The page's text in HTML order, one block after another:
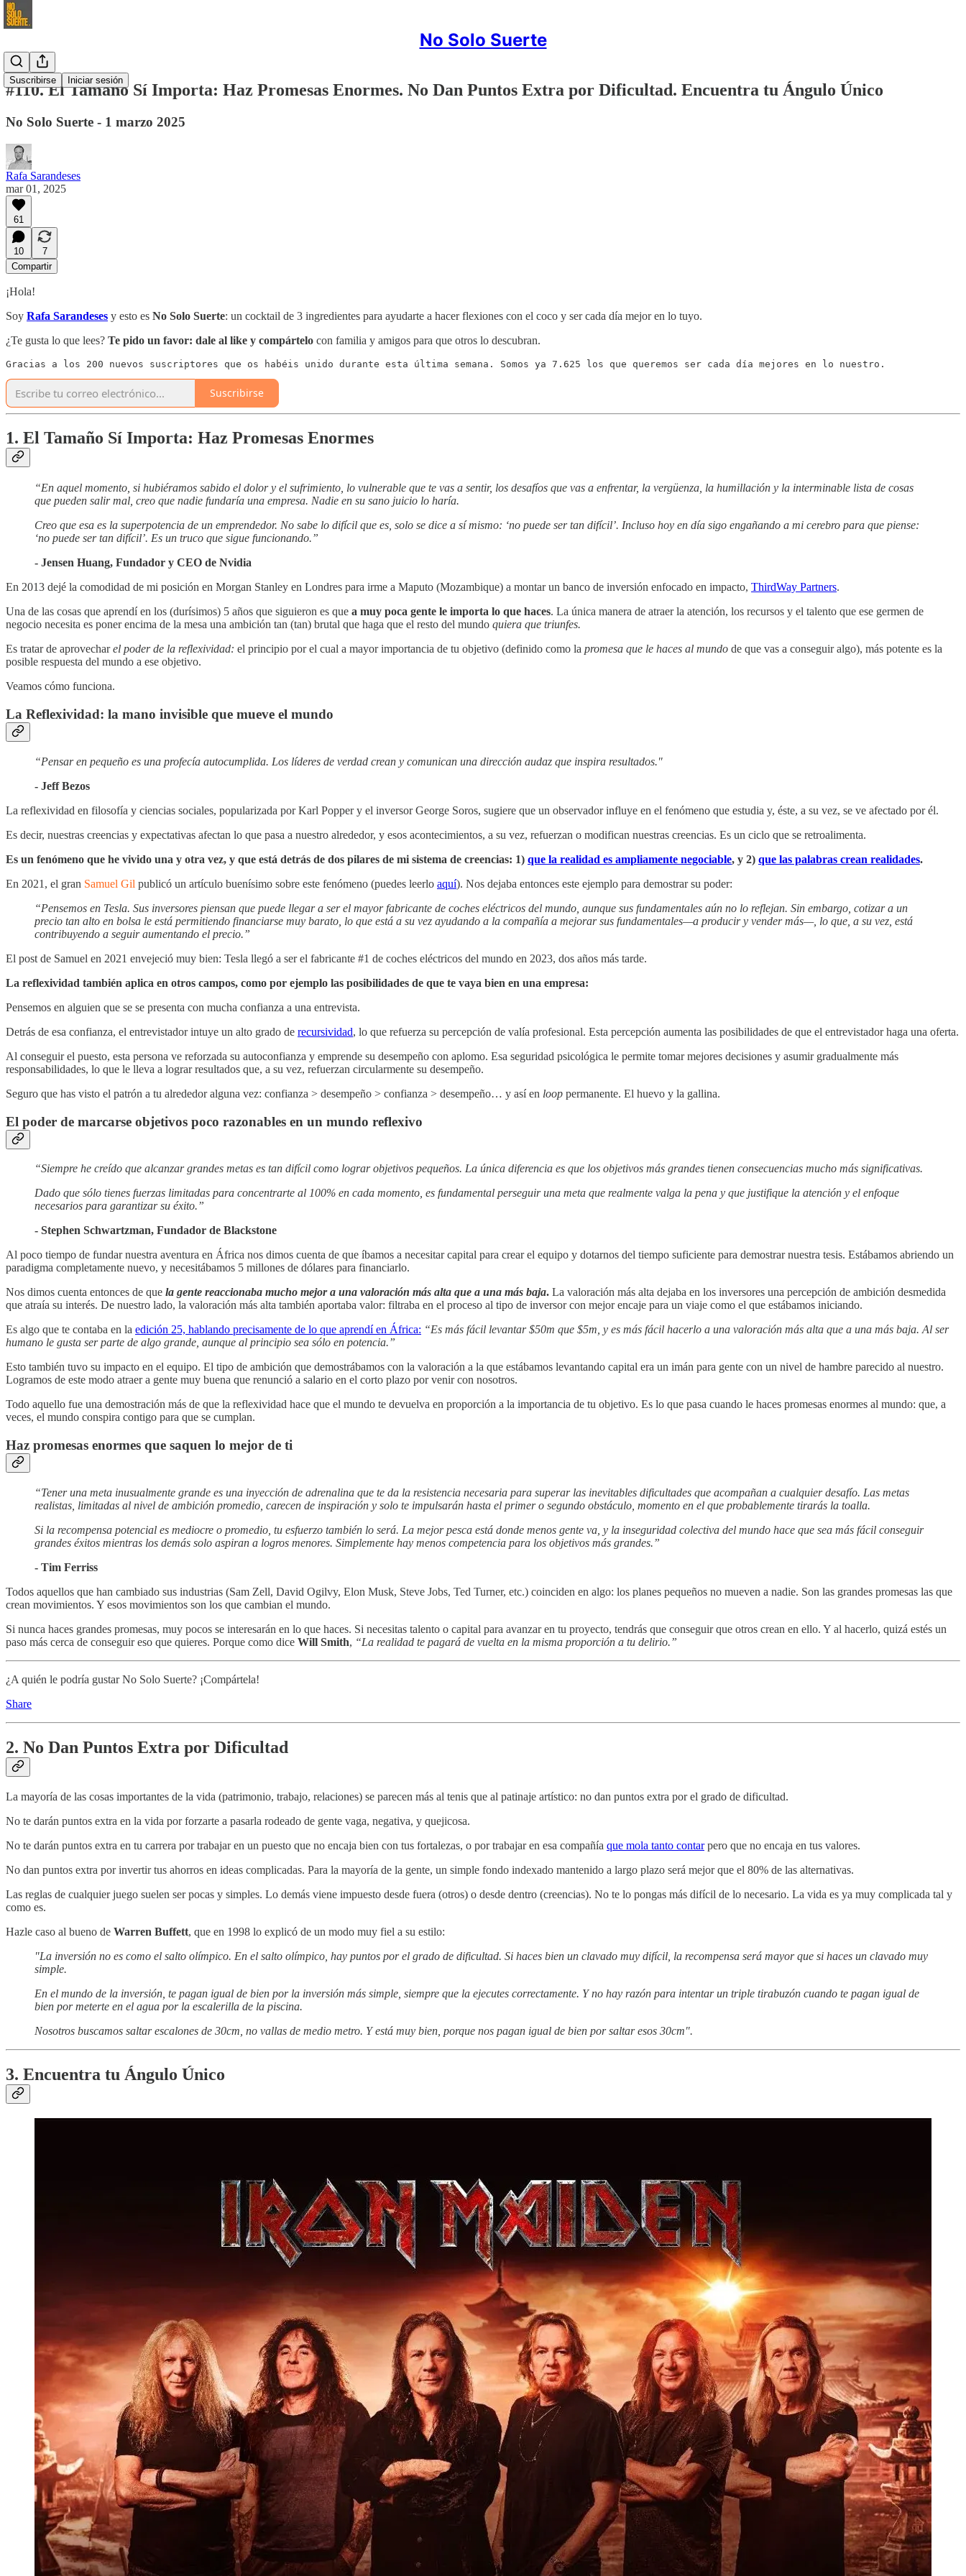
No Solo Suerte
Suscribirse Iniciar sesión
#110. El Tamaño Sí Importa: Haz Promesas Enormes. No Dan Puntos Extra por Dificultad. Encuentra tu Ángulo Único
No Solo Suerte - 1 marzo 2025
Rafa Sarandeses
mar 01, 2025
61
10
7
Compartir
¡Hola!
Soy Rafa Sarandeses y esto es No Solo Suerte: un cocktail de 3 ingredientes para ayudarte a hacer flexiones con el coco y ser cada día mejor en lo tuyo.
¿Te gusta lo que lees? Te pido un favor: dale al like y compártelo con familia y amigos para que otros lo descubran.
Gracias a los 200 nuevos suscriptores que os habéis unido durante esta última semana. Somos ya 7.625 los que queremos ser cada día mejores en lo nuestro.
Suscribirse
1. El Tamaño Sí Importa: Haz Promesas Enormes
“En aquel momento, si hubiéramos sabido el dolor y el sufrimiento, lo vulnerable que te vas a sentir, los desafíos que vas a enfrentar, la vergüenza, la humillación y la interminable lista de cosas
que pueden salir mal, creo que nadie fundaría una empresa. Nadie en su sano juicio lo haría.
Creo que esa es la superpotencia de un emprendedor. No sabe lo difícil que es, solo se dice a sí mismo: ‘no puede ser tan difícil’. Incluso hoy en día sigo engañando a mi cerebro para que piense:
‘no puede ser tan difícil’. Es un truco que sigue funcionando.”
- Jensen Huang, Fundador y CEO de Nvidia
En 2013 dejé la comodidad de mi posición en Morgan Stanley en Londres para irme a Maputo (Mozambique) a montar un banco de inversión enfocado en impacto, ThirdWay Partners.
Una de las cosas que aprendí en los (durísimos) 5 años que siguieron es que a muy poca gente le importa lo que haces. La única manera de atraer la atención, los recursos y el talento que ese germen de
negocio necesita es poner encima de la mesa una ambición tan (tan) brutal que haga que el resto del mundo quiera que triunfes.
Es tratar de aprovecharel poder de la reflexividad: el principio por el cual a mayor importancia de tu objetivo (definido como la promesa que le haces al mundo de que vas a conseguir algo), más potente es la
posible respuesta del mundo a ese objetivo.
Veamos cómo funciona.
La Reflexividad: la mano invisible que mueve el mundo
“Pensar en pequeño es una profecía autocumplida. Los líderes de verdad crean y comunican una dirección audaz que inspira resultados."
- Jeff Bezos
La reflexividad en filosofía y ciencias sociales, popularizada por Karl Popper y el inversor George Soros, sugiere que un observador influye en el fenómeno que estudia y, éste, a su vez, se ve afectado por él.
Es decir, nuestras creencias y expectativas afectan lo que pasa a nuestro alrededor, y esos acontecimientos, a su vez, refuerzan o modifican nuestras creencias. Es un ciclo que se retroalimenta.
Es un fenómeno que he vivido una y otra vez, y que está detrás de dos pilares de mi sistema de creencias: 1) que la realidad es ampliamente negociable, y 2) que las palabras crean realidades.
En 2021, el gran Samuel Gil publicó un artículo buenísimo sobre este fenómeno (puedes leerlo aquí). Nos dejaba entonces este ejemplo para demostrar su poder:
“Pensemos en Tesla. Sus inversores piensan que puede llegar a ser el mayor fabricante de coches eléctricos del mundo, aunque sus fundamentales aún no lo reflejan. Sin embargo, cotizar a un
precio tan alto en bolsa le está permitiendo financiarse muy barato, lo que está a su vez ayudando a la compañía a mejorar sus fundamentales—a producir y vender más—, lo que, a su vez, está
contribuyendo a seguir aumentando el precio.”
El post de Samuel en 2021 envejeció muy bien: Tesla llegó a ser el fabricante #1 de coches eléctricos del mundo en 2023, dos años más tarde.
La reflexividad también aplica en otros campos, como por ejemplo las posibilidades de que te vaya bien en una empresa:
Pensemos en alguien que se se presenta con mucha confianza a una entrevista.
Detrás de esa confianza, el entrevistador intuye un alto grado de recursividad, lo que refuerza su percepción de valía profesional. Esta percepción aumenta las posibilidades de que el entrevistador haga una oferta.
Al conseguir el puesto, esta persona ve reforzada su autoconfianza y emprende su desempeño con aplomo. Esa seguridad psicológica le permite tomar mejores decisiones y asumir gradualmente más
responsabilidades, lo que le lleva a lograr resultados que, a su vez, refuerzan circularmente su desempeño.
Seguro que has visto el patrón a tu alrededor alguna vez: confianza > desempeño > confianza > desempeño… y así en loop permanente. El huevo y la gallina.
El poder de marcarse objetivos poco razonables en un mundo reflexivo
“Siempre he creído que alcanzar grandes metas es tan difícil como lograr objetivos pequeños. La única diferencia es que los objetivos más grandes tienen consecuencias mucho más significativas.
Dado que sólo tienes fuerzas limitadas para concentrarte al 100% en cada momento, es fundamental perseguir una meta que realmente valga la pena y que justifique la atención y el enfoque
necesarios para garantizar su éxito.”
- Stephen Schwartzman, Fundador de Blackstone
Al poco tiempo de fundar nuestra aventura en África nos dimos cuenta de que íbamos a necesitar capital para crear el equipo y dotarnos del tiempo suficiente para demostrar nuestra tesis. Estábamos abriendo un
paradigma completamente nuevo, y necesitábamos 5 millones de dólares para financiarlo.
Nos dimos cuenta entonces de que la gente reaccionaba mucho mejor a una valoración más alta que a una más baja. La valoración más alta dejaba en los inversores una percepción de ambición desmedida
que atraía su interés. De nuestro lado, la valoración más alta también aportaba valor: filtraba en el proceso al tipo de inversor con mejor encaje para un viaje como el que estábamos iniciando.
Es algo que te contaba en la edición 25, hablando precisamente de lo que aprendí en África: “Es más fácil levantar $50m que $5m, y es más fácil hacerlo a una valoración más alta que a una más baja. Al ser
humano le gusta ser parte de algo grande, aunque al principio sea sólo en potencia.”
Esto también tuvo su impacto en el equipo. El tipo de ambición que demostrábamos con la valoración a la que estábamos levantando capital era un imán para gente con un nivel de hambre parecido al nuestro.
Logramos de este modo atraer a gente muy buena que renunció a salario en el corto plazo por venir con nosotros.
Todo aquello fue una demostración más de que la reflexividad hace que el mundo te devuelva en proporción a la importancia de tu objetivo. Es lo que pasa cuando le haces promesas enormes al mundo: que, a
veces, el mundo conspira contigo para que se cumplan.
Haz promesas enormes que saquen lo mejor de ti
“Tener una meta inusualmente grande es una inyección de adrenalina que te da la resistencia necesaria para superar las inevitables dificultades que acompañan a cualquier desafío. Las metas
realistas, limitadas al nivel de ambición promedio, carecen de inspiración y solo te impulsarán hasta el primer o segundo obstáculo, momento en el que probablemente tirarás la toalla.
Si la recompensa potencial es mediocre o promedio, tu esfuerzo también lo será. La mejor pesca está donde menos gente va, y la inseguridad colectiva del mundo hace que sea más fácil conseguir
grandes éxitos mientras los demás solo aspiran a logros menores. Simplemente hay menos competencia para los objetivos más grandes.”
- Tim Ferriss
Todos aquellos que han cambiado sus industrias (Sam Zell, David Ogilvy, Elon Musk, Steve Jobs, Ted Turner, etc.) coinciden en algo: los planes pequeños no mueven a nadie. Son las grandes promesas las que
crean movimientos. Y esos movimientos son los que cambian el mundo.
Si nunca haces grandes promesas, muy pocos se interesarán en lo que haces. Si necesitas talento o capital para avanzar en tu proyecto, tendrás que conseguir que otros crean en ello. Y al hacerlo, quizá estés un
paso más cerca de conseguir eso que quieres. Porque como dice Will Smith, “La realidad te pagará de vuelta en la misma proporción a tu delirio.”
¿A quién le podría gustar No Solo Suerte? ¡Compártela!
Share
2. No Dan Puntos Extra por Dificultad
La mayoría de las cosas importantes de la vida (patrimonio, trabajo, relaciones) se parecen más al tenis que al patinaje artístico: no dan puntos extra por el grado de dificultad.
No te darán puntos extra en la vida por forzarte a pasarla rodeado de gente vaga, negativa, y quejicosa.
No te darán puntos extra en tu carrera por trabajar en un puesto que no encaja bien con tus fortalezas, o por trabajar en esa compañía que mola tanto contarpero que no encaja en tus valores.
No dan puntos extra por invertir tus ahorros en ideas complicadas. Para la mayoría de la gente, un simple fondo indexado mantenido a largo plazo será mejor que el 80% de las alternativas.
Las reglas de cualquier juego suelen ser pocas y simples. Lo demás viene impuesto desde fuera (otros) o desde dentro (creencias). No te lo pongas más difícil de lo necesario. La vida es ya muy complicada tal y
como es.
Hazle caso al bueno de Warren Buffett, que en 1998 lo explicó de un modo muy fiel a su estilo:
"La inversión no es como el salto olímpico. En el salto olímpico, hay puntos por el grado de dificultad. Si haces bien un clavado muy difícil, la recompensa será mayor que si haces un clavado muy
simple.
En el mundo de la inversión, te pagan igual de bien por la inversión más simple, siempre que la ejecutes correctamente. Y no hay razón para intentar un triple tirabuzón cuando te pagan igual de
bien por meterte en el agua por la escalerilla de la piscina.
Nosotros buscamos saltar escalones de 30cm, no vallas de medio metro. Y está muy bien, porque nos pagan igual de bien por saltar esos 30cm".
3. Encuentra tu Ángulo Único